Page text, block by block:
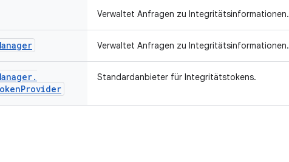
Verwaltet Anfragen zu Integritätsinformationen.
Verwaltet Anfragen zu Integritätsinformationen.
.
Provider
Standardanbieter für Integritätstokens.